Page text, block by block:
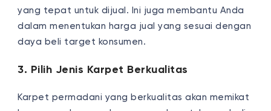
yang tepat untuk dijual. Ini juga membantu Anda
dalam menentukan harga jual yang sesuai dengan
daya beli target konsumen.
3. Pilih Jenis Karpet Berkualitas
Karpet permadani yang berkualitas akan memikat